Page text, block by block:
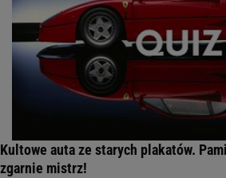
Kultowe auta ze starych plakatów.
zgarnie mistrz!